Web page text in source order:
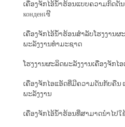
ເຄື່ອງຈັກໄອ້ນ້ຳຮ້ອນແບບຄວາມກົດດັນ
конденเซີ
ເຄື່ອງຈັກໄອ້ນ້ຳຮ້ອນສຳລັບໂຮງງານຜ
ພະລັງງານທຳມະຊາດ
ໂຮງງານຜະລິດພະລັງງານເຄື່ອງຈັກໄອ
ເຄື່ອງຈັກໄອແອັດທີ່ມີຄວາມດັນກັບຄືນ
ພະລັງງານ
ເຄື່ອງຈັກໄອ້ນ້ຳຮ້ອນທີ່ສາມາດນຳໄປໃ